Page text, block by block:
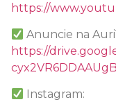
https://
Anuncie na
https://
Instagram: